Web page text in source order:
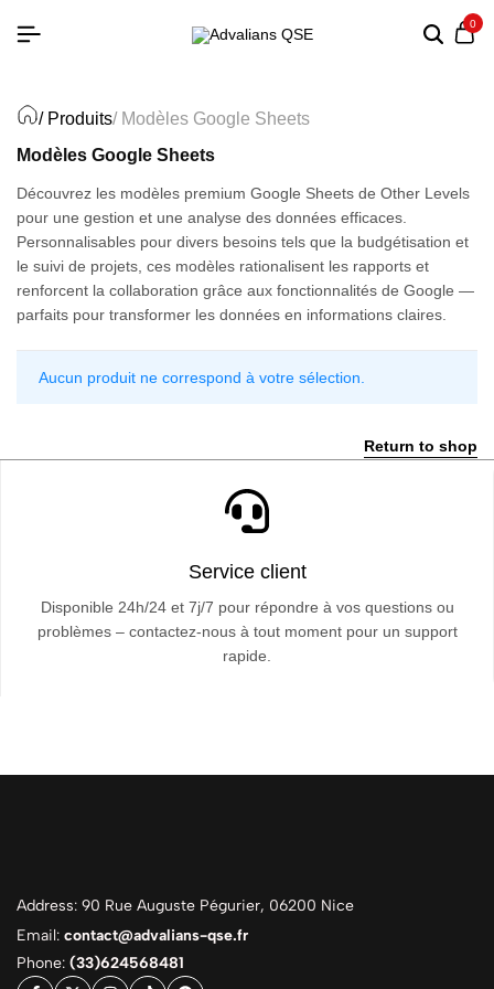
0
/ Produits/ Modèles Google Sheets
Modèles Google Sheets
Découvrez les modèles premium Google Sheets de Other Levels
pour une gestion et une analyse des données efficaces.
Personnalisables pour divers besoins tels que la budgétisation et
le suivi de projets, ces modèles rationalisent les rapports et
renforcent la collaboration grâce aux fonctionnalités de Google —
parfaits pour transformer les données en informations claires.
Aucun produit ne correspond à votre sélection.
Return to shop
Service client
Disponible 24h/24 et 7j/7 pour répondre à vos questions ou
problèmes – contactez-nous à tout moment pour un support
rapide.
Address: 90 Rue Auguste Pégurier, 06200 Nice
Email: contact@advalians-qse.fr
Phone: (33)624568481